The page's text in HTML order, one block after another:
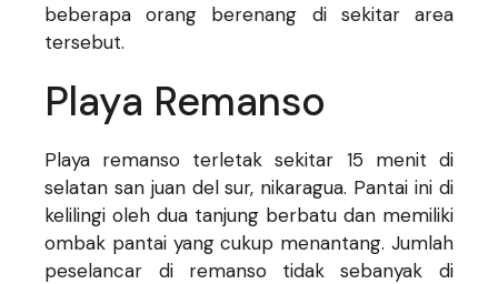
beberapa orang berenang di sekitar area
tersebut.
Playa Remanso
Playa remanso terletak sekitar 15 menit di
selatan san juan del sur, nikaragua. Pantai ini di
kelilingi oleh dua tanjung berbatu dan memiliki
ombak pantai yang cukup menantang. Jumlah
peselancar di remanso tidak sebanyak di